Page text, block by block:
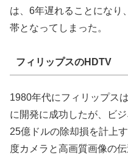
は、6年遅れることになり
帯となってしまった。
フィリップスのHDTV
1980年代にフィリップス
に開発に成功したが、ビ
25億ドルの除却損を計上
度カメラと高画質画像の